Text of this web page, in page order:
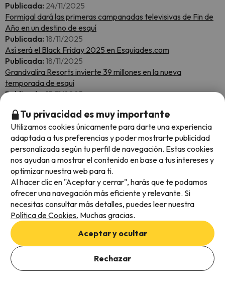
Publicada: 24/11/2025
Formigal dará las primeras campanadas televisivas de Fin de
Año en un destino de esquí
Publicada: 18/11/2025
Así será el Black Friday 2025 en Esquiades.com
Publicada: 18/11/2025
Grandvalira Resorts invierte 39 millones en la nueva
temporada de esquí
Publicada:17/11/2025
Hideaway Hotel 5*
Publicada:16/11/2025
Boí Taull es la mejor estación de esquí de España según los
World Ski Awards
Publicada:11/11/2025
Un estudio asegura que Soldeu tiene la quinta mejor nieve
polvo del mundo ¿Seguro?
Publicada:11/11/2025
Con mil cañones de nieve por banda, el esquí irá a toda vela en
Aragón
Publicada:
Italia ya obliga el uso del casco en las pistas de esquí a todo el
mundo
Publicada:
Esquiades Selection 25/26: CGH Résidence & Spa - Le Cristal
Tu privacidad es muy importante
Utilizamos cookies únicamente para darte una experiencia
adaptada a tus preferencias y poder mostrarte publicidad
personalizada según tu perfil de navegación. Estas cookies
nos ayudan a mostrar el contenido en base a tus intereses y
optimizar nuestra web para ti.
Al hacer clic en "Aceptar y cerrar", harás que te podamos
ofrecer una navegación más eficiente y relevante. Si
necesitas consultar más detalles, puedes leer nuestra
Política de Cookies. Muchas gracias.
Aceptar y ocultar
Rechazar